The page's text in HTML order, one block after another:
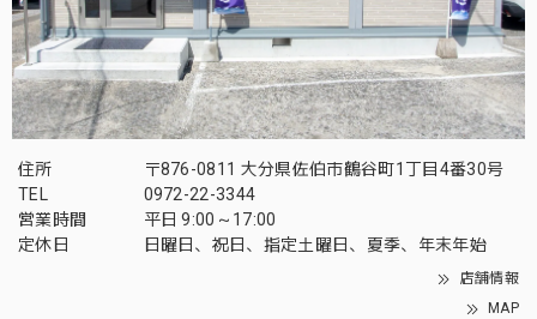
住所
〒876-0811 大分県佐伯市鶴谷町1丁目4番30号
TEL
0972-22-3344
営業時間
平日 9:00～17:00
定休日
日曜日、祝日、指定土曜日、夏季、年末年始
店舗情報
MAP